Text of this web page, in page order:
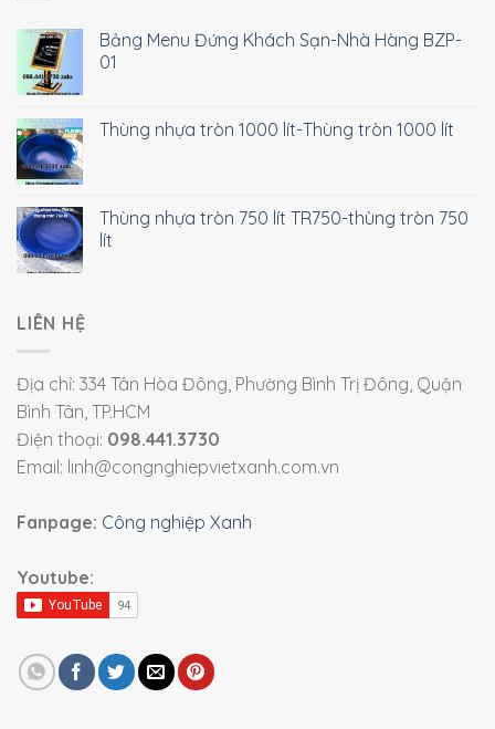
Bảng Menu Đứng Khách Sạn-Nhà Hàng BZP-
01
Thùng nhựa tròn 1000 lít-Thùng tròn 1000 lít
Thùng nhựa tròn 750 lít TR750-thùng tròn 750
lít
LIÊN HỆ
Địa chỉ: 334 Tân Hòa Đông, Phường Bình Trị Đông, Quận
Bình Tân, TP.HCM
Điện thoại: 098.441.3730
Email: linh@congnghiepvietxanh.com.vn
Fanpage: Công nghiệp Xanh
Youtube: